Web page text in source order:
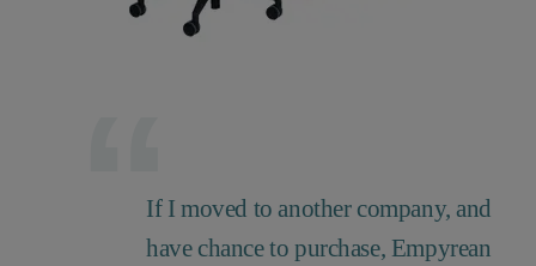
If I moved to another company, and
have chance to purchase, Empyrean